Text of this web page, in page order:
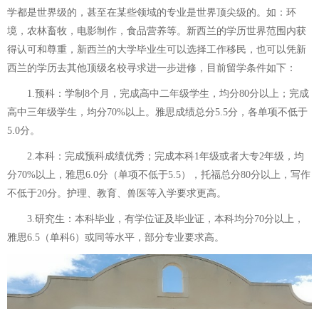
学都是世界级的，甚至在某些领域的专业是世界顶尖级的。如：环
境，农林畜牧，电影制作，食品营养等。新西兰的学历世界范围内获
得认可和尊重，新西兰的大学毕业生可以选择工作移民，也可以凭新
西兰的学历去其他顶级名校寻求进一步进修，目前留学条件如下：
1.预科：学制8个月，完成高中二年级学生，均分80分以上；完成
高中三年级学生，均分70%以上。雅思成绩总分5.5分，各单项不低于
5.0分。
2.本科：完成预科成绩优秀；完成本科1年级或者大专2年级，均
分70%以上，雅思6.0分（单项不低于5.5），托福总分80分以上，写作
不低于20分。护理、教育、兽医等入学要求更高。
3.研究生：本科毕业，有学位证及毕业证，本科均分70分以上，
雅思6.5（单科6）或同等水平，部分专业要求高。